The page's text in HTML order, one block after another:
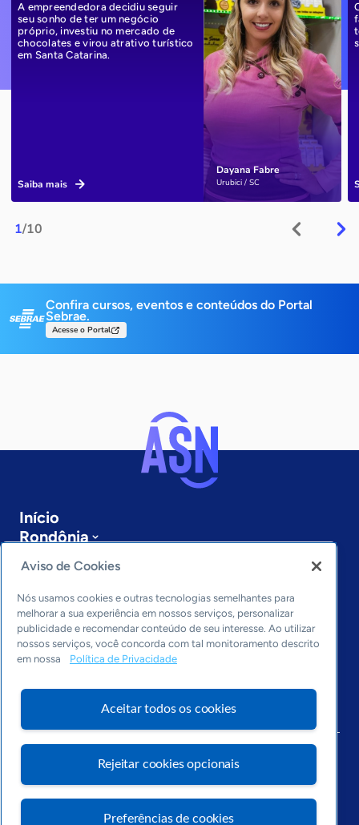
1/10
Dayana Fabre
Urubici / SC
A empreendedora decidiu seguir
seu sonho de ter um negócio
próprio, investiu no mercado de
chocolates e virou atrativo turístico
em Santa Catarina.
Saiba mais
Confira cursos, eventos e conteúdos do Portal
Sebrae.
Acesse o Portal
Início
Rondônia
Sobre a ASN
Últimas notícias
Entre em contato
Editorias
Economia & Política
Inovação & Tecnologia
Cultura empreendedora
Arquivo
Aviso de Cookies
Nós usamos cookies e outras tecnologias semelhantes para
melhorar a sua experiência em nossos serviços, personalizar
publicidade e recomendar conteúdo de seu interesse. Ao utilizar
nossos serviços, você concorda com tal monitoramento descrito
em nossa
Política de Privacidade
Aceitar todos os cookies
Rejeitar cookies opcionais
Preferências de cookies